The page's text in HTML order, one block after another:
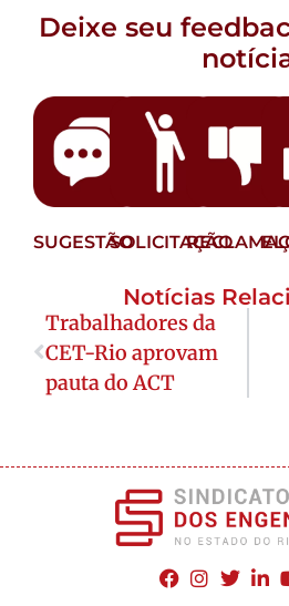
Deixe seu
SUGESTÃOSOLICITAÇÃO
Notícias
Trabalhadores da
CET-Rio aprovam
pauta do ACT